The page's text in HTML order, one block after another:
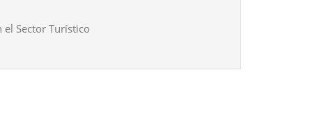
el Sector Turístico